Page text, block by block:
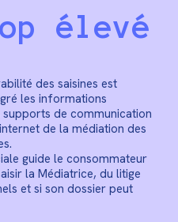
élevé
des saisines est
les informations
de communication
de la médiation des
guide le consommateur
la Médiatrice, du litige
et si son dossier peut